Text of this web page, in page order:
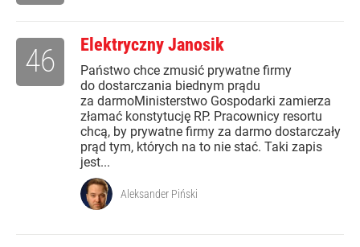
Elektryczny Janosik
Państwo chce zmusić prywatne firmy
do dostarczania biednym prądu
za darmoMinisterstwo Gospodarki zamierza
złamać konstytucję RP. Pracownicy resortu
chcą, by prywatne firmy za darmo dostarczały
prąd tym, których na to nie stać. Taki zapis
jest...
46
Aleksander Piński